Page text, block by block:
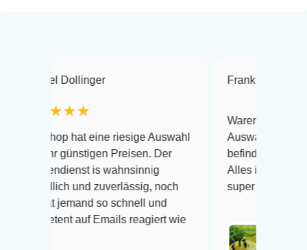
hat eine riesige Auswahl
Preisen. Der
is wahnsinnig
und zuverlässig, noch
so schnell und
auf Emails reagiert wie
Frank Hackmayer
Warenanlieferung Top und
Auswahl plus
befinden der Fische
Alles ist quick lebendig und
super Zustand. Gerne